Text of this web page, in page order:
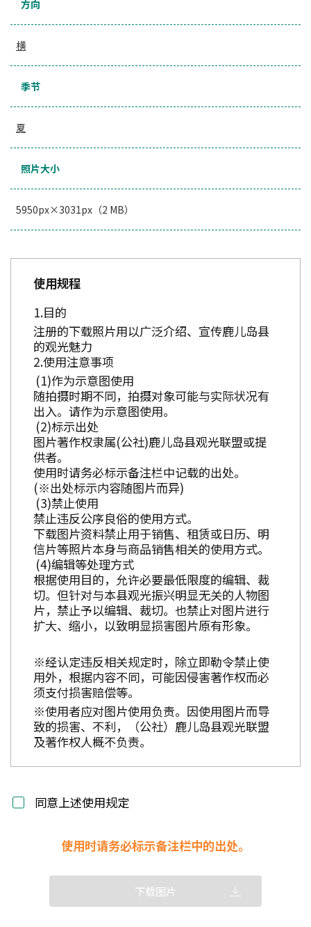
方向
横
季节
夏
照片大小
5950px×3031px（2 MB）
使用规程
目的
注册的下载照片用以广泛介绍、宣传鹿儿岛县
的观光魅力
使用注意事项
作为示意图使用
随拍摄时期不同，拍摄对象可能与实际状况有
出入。请作为示意图使用。
标示出处
图片著作权隶属(公社)鹿儿岛县观光联盟或提
供者。
使用时请务必标示备注栏中记载的出处。
(※出处标示内容随图片而异)
禁止使用
禁止违反公序良俗的使用方式。
下载图片资料禁止用于销售、租赁或日历、明
信片等照片本身与商品销售相关的使用方式。
编辑等处理方式
根据使用目的，允许必要最低限度的编辑、裁
切。但针对与本县观光振兴明显无关的人物图
片，禁止予以编辑、裁切。也禁止对图片进行
扩大、缩小，以致明显损害图片原有形象。
※经认定违反相关规定时，除立即勒令禁止使
用外，根据内容不同，可能因侵害著作权而必
须支付损害赔偿等。
※使用者应对图片使用负责。因使用图片而导
致的损害、不利，（公社）鹿儿岛县观光联盟
及著作权人概不负责。
同意上述使用规定
使用时请务必标示备注栏中的出处。
下载图片